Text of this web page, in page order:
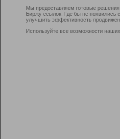
Мы предоставляем готовые
Биржу ссылок. Где бы не появились
улучшить эффективность
Используйте все возможности